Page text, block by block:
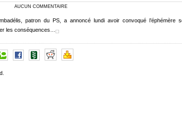
AUCUN COMMENTAIRE
patron du PS, a annoncé lundi avoir convoqué l’éphémère
les conséquences…